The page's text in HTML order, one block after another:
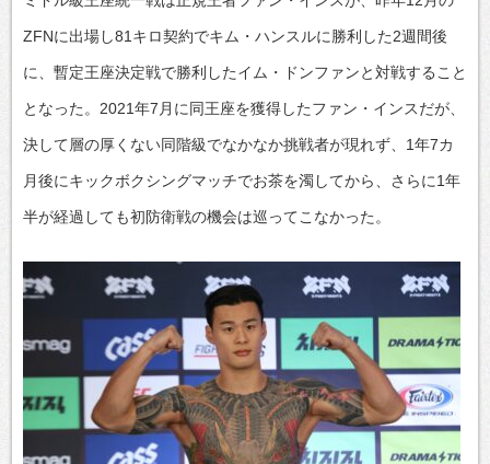
ZFNに出場し81キロ契約でキム・ハンスルに勝利した2週間後
に、暫定王座決定戦で勝利したイム・ドンファンと対戦すること
となった。2021年7月に同王座を獲得したファン・インスだが、
決して層の厚くない同階級でなかなか挑戦者が現れず、1年7カ
月後にキックボクシングマッチでお茶を濁してから、さらに1年
半が経過しても初防衛戦の機会は巡ってこなかった。